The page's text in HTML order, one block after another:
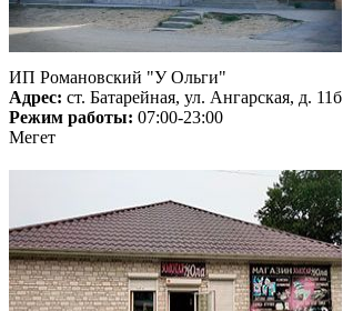
ИП Романовский "У Ольги"
Адрес: ст. Батарейная, ул. Ангарская, д. 11б
Режим работы: 07:00-23:00
Мегет